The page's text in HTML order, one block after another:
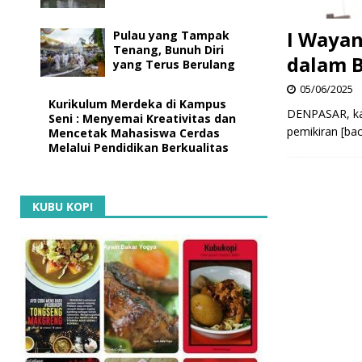
I
dalam
05/06/2025
DENPASAR,
pemikiran
Pulau yang Tampak
Tenang, Bunuh Diri
yang Terus Berulang
Kurikulum Merdeka di Kampus
Seni : Menyemai Kreativitas dan
Mencetak Mahasiswa Cerdas
Melalui Pendidikan Berkualitas
KUBU KOPI